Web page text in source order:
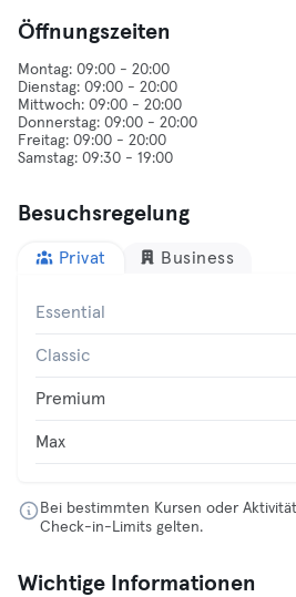
Öffnungszeiten
Montag: 09:00 - 20:00
Dienstag: 09:00 - 20:00
Mittwoch: 09:00 - 20:00
Donnerstag: 09:00 - 20:00
Freitag: 09:00 - 20:00
Besuchsregelung
Privat Business
Essential
Classic
Premium
Max
Bei bestimmten Kursen oder
Check-in-Limits gelten.
Wichtige Informationen